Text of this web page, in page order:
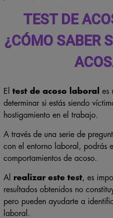
TEST DE
¿CÓMO SABER
El test de acoso laboral
es
determinar si estás siendo
hostigamiento en el trabajo.
A través de una serie de
con el entorno laboral, podrás
comportamientos de acoso.
Al realizar este test, es
resultados obtenidos no
pero pueden ayudarte a
laboral.